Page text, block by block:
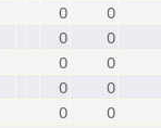
0
0
0
0
0
0
0
0
0 0